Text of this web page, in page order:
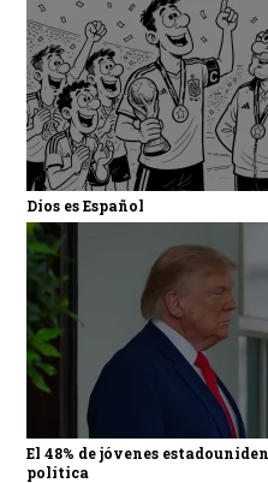
Dios es Español
El 48% de jóvenes
política